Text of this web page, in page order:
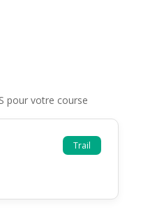
pour votre course
Trail